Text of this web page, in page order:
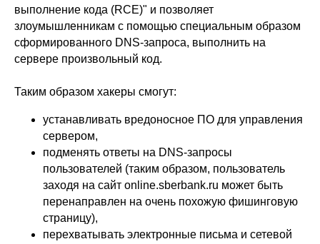
выполнение кода (RCE)" и позволяет
злоумышленникам с помощью специальным образом
сформированного DNS-запроса, выполнить на
сервере произвольный код.
Таким образом хакеры смогут:
устанавливать вредоносное ПО для управления
сервером,
подменять ответы на DNS-запросы
пользователей (таким образом, пользователь
заходя на сайт online.sberbank.ru может быть
перенаправлен на очень похожую фишинговую
страницу),
перехватывать электронные письма и сетевой